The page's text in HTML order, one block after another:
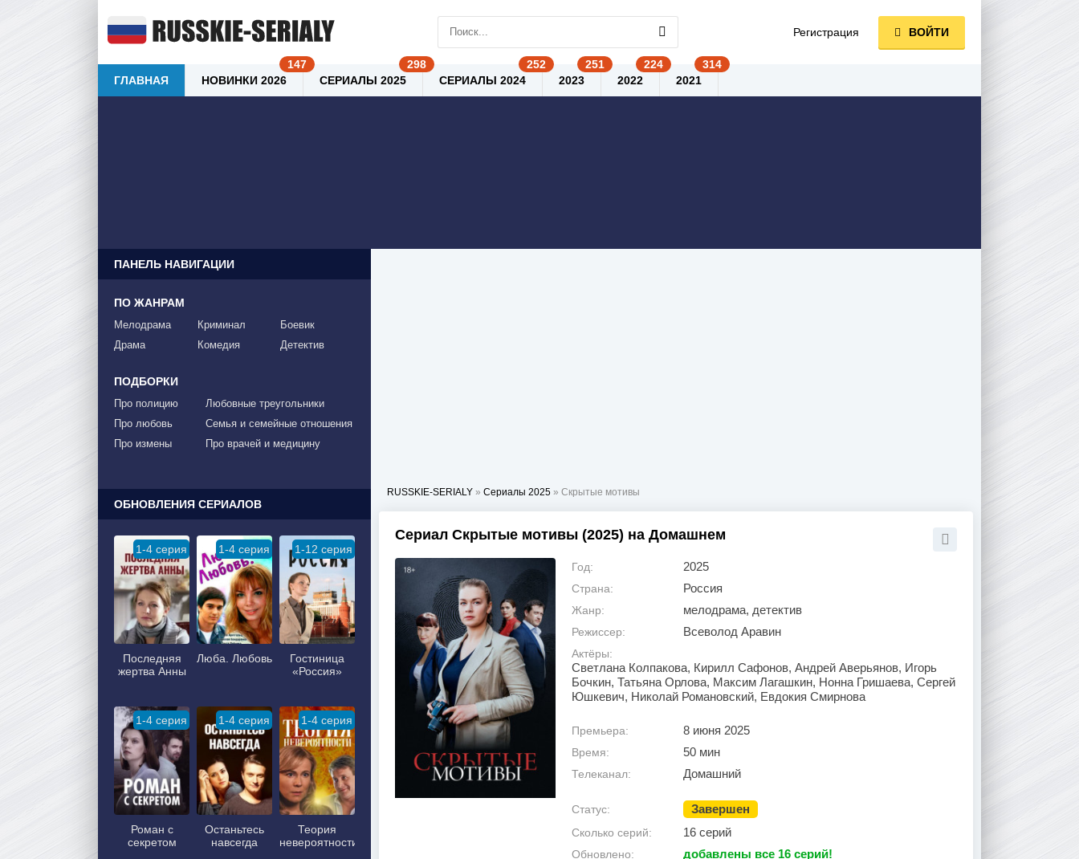
RUSSKIE-SERIALY » Сериалы 2025 » Скрытые мотивы
Сериал Скрытые мотивы (2025) на Домашнем
Год: 2025
Страна: Россия
Жанр: мелодрама, детектив
Режиссер: Всеволод Аравин
Актёры:
Светлана Колпакова, Кирилл Сафонов, Андрей Аверьянов, Игорь
Бочкин, Татьяна Орлова, Максим Лагашкин, Нонна Гришаева, Сергей
Юшкевич, Николай Романовский, Евдокия Смирнова
Премьера: 8 июня 2025
Время: 50 мин
Телеканал: Домашний
Статус: Завершен
Сколько серий: 16 серий
Обновлено: добавлены все 16 серий!
ПАНЕЛЬ НАВИГАЦИИ
ПО ЖАНРАМ
Мелодрама
Драма
Криминал
Комедия
Боевик
Детектив
ПОДБОРКИ
Про полицию
Про любовь
Про измены
Любовные треугольники
Семья и семейные отношения
Про врачей и медицину
ОБНОВЛЕНИЯ СЕРИАЛОВ
1-4 серия
Последняя
жертва Анны
1-4 серия
Люба. Любовь
1-12 серия
Гостиница
«Россия»
1-4 серия
Роман с
секретом
1-4 серия
Останьтесь
навсегда
1-4 серия
Теория
невероятности
Регистрация ВОЙТИ
ГЛАВНАЯ НОВИНКИ 2026 СЕРИАЛЫ 2025 СЕРИАЛЫ 2024 2023 2022 2021